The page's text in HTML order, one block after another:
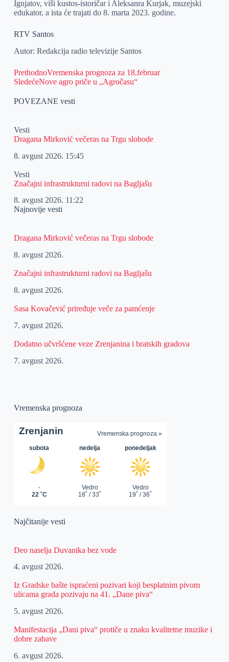
Ignjatov, viši kustos-istoričar i Aleksanra Kurjak, muzejski
edukator, a ista će trajati do 8. marta 2023. godine.
RTV Santos
Autor: Redakcija radio televizije Santos
PrethodnoVremenska prognoza za 18.februar
SledećeNove agro priče u „Agročasu“
POVEZANE vesti
Vesti
Dragana Mirković večeras na Trgu slobode
8. avgust 2026. 15:45
Vesti
Značajni infrastrukturni radovi na Bagljašu
8. avgust 2026. 11:22
Najnovije vesti
Dragana Mirković večeras na Trgu slobode
8. avgust 2026.
Značajni infrastrukturni radovi na Bagljašu
8. avgust 2026.
Sasa Kovačević priređuje veče za pamćenje
7. avgust 2026.
Dodatno učvršćene veze Zrenjanina i bratskih gradova
7. avgust 2026.
Vremenska prognoza
Najčitanije vesti
Deo naselja Duvanika bez vode
4. avgust 2026.
Iz Gradske bašte ispraćeni pozivari koji besplatnim pivom
ulicama grada pozivaju na 41. „Dane piva“
5. avgust 2026.
Manifestacija „Dani piva“ protiče u znaku kvalitetne muzike i
dobre zabave
6. avgust 2026.